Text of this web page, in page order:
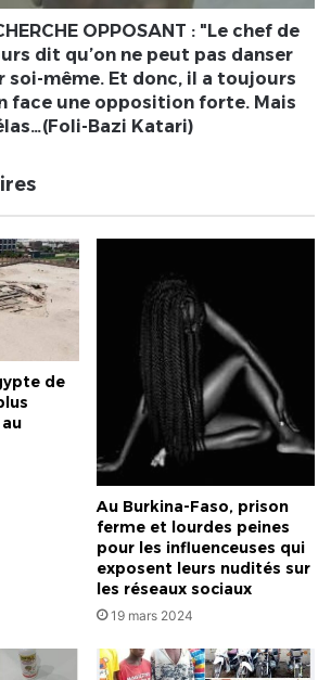
OPPOSANT : "Le chef de
dit qu’on ne peut pas danser
soi-même. Et donc, il a toujours
face une opposition forte. Mais
Bazi Katari)
de
Au Burkina-Faso, prison
ferme et lourdes peines
pour les influenceuses qui
exposent leurs nudités sur
les réseaux sociaux
19 mars 2024